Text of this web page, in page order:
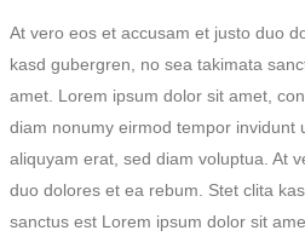
At vero eos et accusam et justo duo
kasd gubergren, no sea takimata
amet. Lorem ipsum dolor sit amet,
diam nonumy eirmod tempor invidunt
aliquyam erat, sed diam voluptua. At
duo dolores et ea rebum. Stet clita
sanctus est Lorem ipsum dolor sit